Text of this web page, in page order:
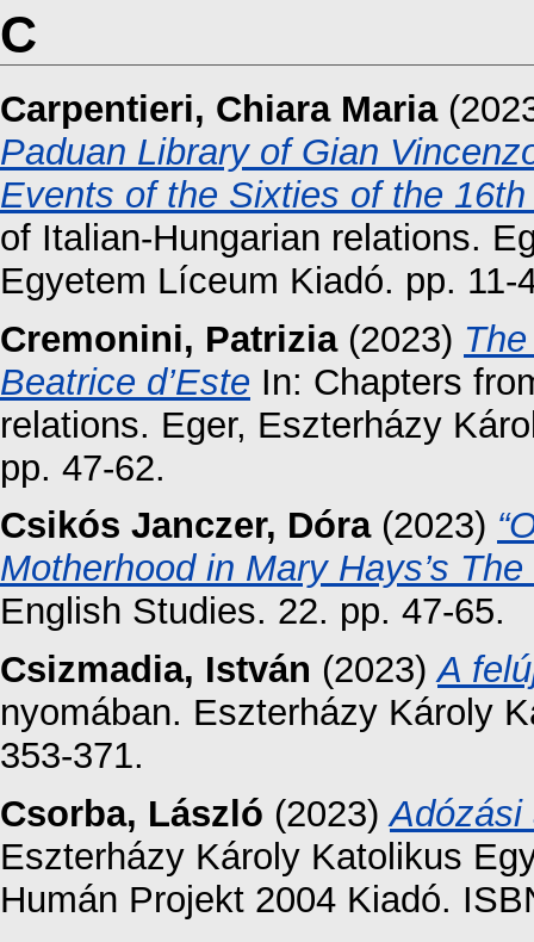
C
Carpentieri, Chiara Maria
Paduan Library of Gian
Events of the Sixties of the
of Italian-Hungarian relations.
Egyetem Líceum Kiadó. pp. 11-
Cremonini, Patrizia(2023)
Beatrice d’Este In: Chapters
relations. Eger, Eszterházy
pp. 47-62.
Csikós Janczer, Dóra(2023)
Motherhood in Mary Hays’s
English Studies. 22. pp. 47-65.
Csizmadia, István (2023)A
nyomában. Eszterházy Károly
353-371.
Csorba, László (2023)Adózási
Eszterházy Károly Katolikus
Humán Projekt 2004 Kiadó.